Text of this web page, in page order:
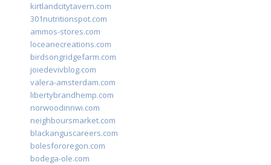
kirtlandcitytavern.com
301nutritionspot.com
ammos-stores.com
loceanecreations.com
birdsongridgefarm.com
joiedevivblog.com
valera-amsterdam.com
libertybrandhemp.com
norwoodinnwi.com
neighboursmarket.com
blackanguscareers.com
bolesfororegon.com
bodega-ole.com